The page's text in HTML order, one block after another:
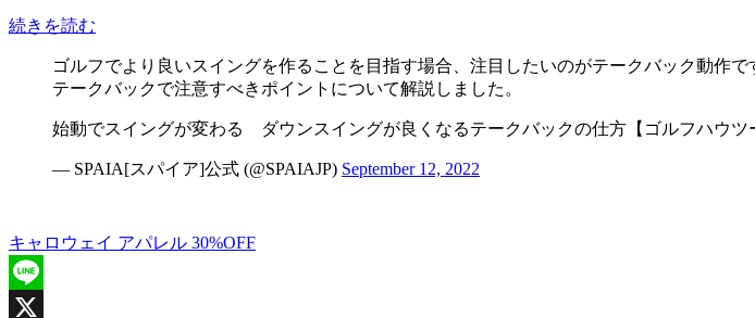
続きを読む
ゴルフでより良いスイングを作ることを目指す場合、注目したいのがテークバック動作で
テークバックで注意すべきポイントについて解説しました。
始動でスイングが変わる ダウンスイングが良くなるテークバックの仕方【ゴルフハウツ
— SPAIA[スパイア]公式 (@SPAIAJP) September 12, 2022
キャロウェイ アパレル 30%OFF
Line